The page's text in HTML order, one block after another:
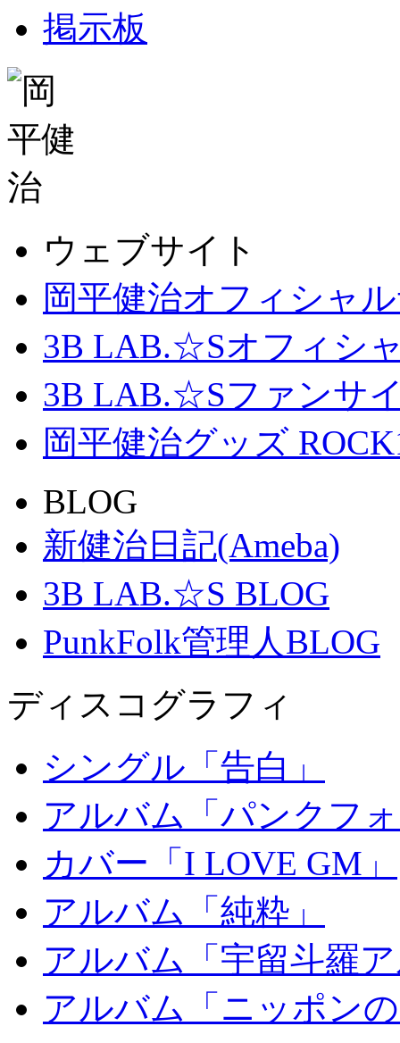
掲示板
ウェブサイト
岡平健治オフィシャ
3B LAB.☆Sオフィシ
3B LAB.☆Sファンサイ
岡平健治グッズ
BLOG
新健治日記(Ameba)
3B LAB.☆S BLOG
PunkFolk管理人BLOG
ディスコグラフィ
シングル「告白」
アルバム「パンクフ
カバー「I LOVE GM」
アルバム「純粋」
アルバム「宇留斗羅
アルバム「ニッポン